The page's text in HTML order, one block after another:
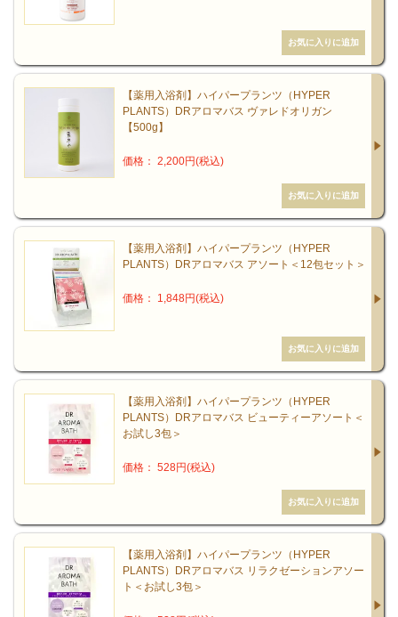
【薬用入浴剤】ハイパープランツ（HYPER
PLANTS）DRアロマバス ヴァレドオリガン
【500g】
価格： 2,200円(税込)
【薬用入浴剤】ハイパープランツ（HYPER
PLANTS）DRアロマバス アソート＜12包セット＞
価格： 1,848円(税込)
【薬用入浴剤】ハイパープランツ（HYPER
PLANTS）DRアロマバス ビューティーアソート＜
お試し3包＞
価格： 528円(税込)
【薬用入浴剤】ハイパープランツ（HYPER
PLANTS）DRアロマバス リラクゼーションアソー
ト＜お試し3包＞